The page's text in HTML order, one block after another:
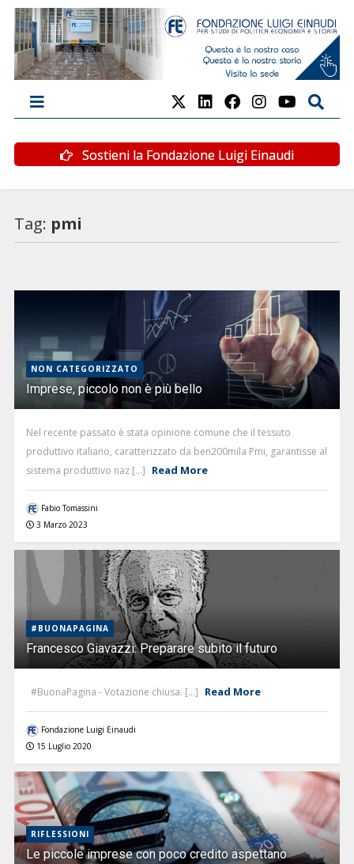
Sostieni la Fondazione Luigi Einaudi
Tag: pmi
NON CATEGORIZZATO
Imprese, piccolo non è più bello
Nel recente passato è stata opinione comune che il tessuto
produttivo italiano, caratterizzato da ben200mila Pmi, garantisse al
sistema produttivo naz [...] Read More
Fabio Tomassini
3 Marzo 2023
#BUONAPAGINA
Francesco Giavazzi: Preparare subito il futuro
#BuonaPagina - Votazione chiusa. [...] Read More
Fondazione Luigi Einaudi
15 Luglio 2020
RIFLESSIONI
Le piccole imprese con poco credito aspettano